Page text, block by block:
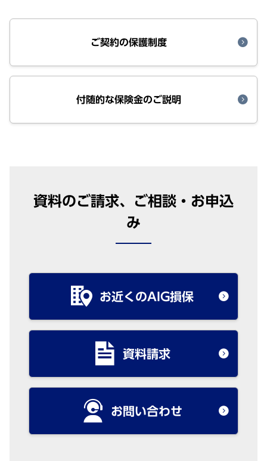
ご契約の保護制度
付随的な保険金のご説明
資料のご請求、ご相談・お申込
み
お近くのAIG損保
資料請求
お問い合わせ